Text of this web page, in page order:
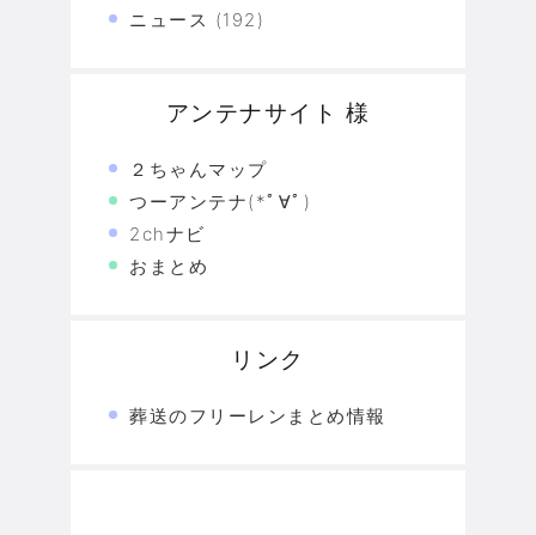
ニュース (192)
アンテナサイト 様
２ちゃんマップ
つーアンテナ(*ﾟ∀ﾟ)
2chナビ
おまとめ
リンク
葬送のフリーレンまとめ情報